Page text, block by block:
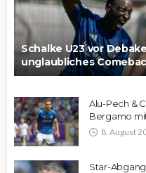
Schalke U23 vor
unglaubliches
Alu-Pech &
Bergamo
8. August
Star-